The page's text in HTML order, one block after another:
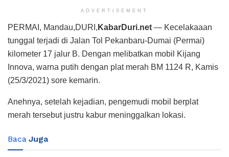
ADVERTISEMENT
PERMAI, Mandau,DURI, KabarDuri.net — Kecelakaaan
tunggal terjadi di Jalan Tol Pekanbaru-Dumai (Permai)
kilometer 17 jalur B. Dengan melibatkan mobil Kijang
Innova, warna putih dengan plat merah BM 1124 R, Kamis
(25/3/2021) sore kemarin.
Anehnya, setelah kejadian, pengemudi mobil berplat
merah tersebut justru kabur meninggalkan lokasi.
Baca Juga